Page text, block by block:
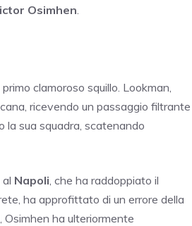
Osimhen
clamoroso squillo. Lookman,
ricevendo un passaggio filtrante
la sua squadra, scatenando
Napoli , che ha raddoppiato il
ha approfittato di un errore della
ha ulteriormente